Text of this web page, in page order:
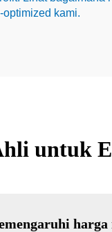
kami.
untuk